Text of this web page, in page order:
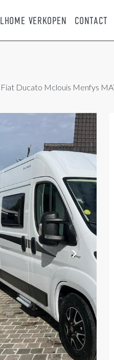
VERKOPEN CONTACT
Fiat Ducato Mclouis Menfys